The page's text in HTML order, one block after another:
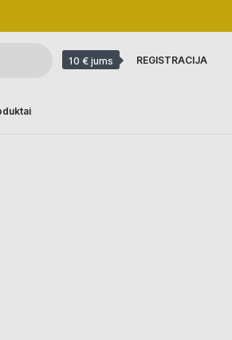
10 € jums REGISTRACIJA